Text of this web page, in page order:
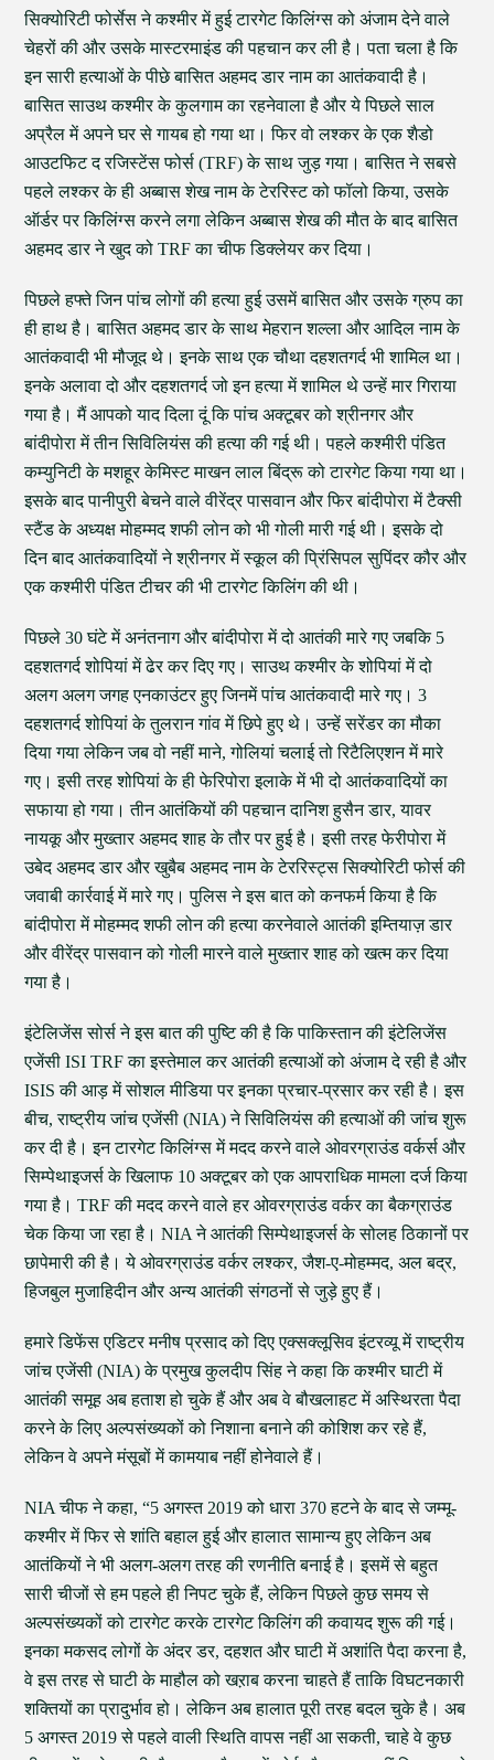
सिक्योरिटी फोर्सेस ने कश्मीर में हुई टारगेट किलिंग्स को अंजाम देने वाले
चेहरों की और उसके मास्टरमाइंड की पहचान कर ली है। पता चला है कि
इन सारी हत्याओं के पीछे बासित अहमद डार नाम का आतंकवादी है।
बासित साउथ कश्मीर के कुलगाम का रहनेवाला है और ये पिछले साल
अप्रैल में अपने घर से गायब हो गया था। फिर वो लश्कर के एक शैडो
आउटफिट द रजिस्टेंस फोर्स (TRF) के साथ जुड़ गया। बासित ने सबसे
पहले लश्कर के ही अब्बास शेख नाम के टेररिस्ट को फॉलो किया, उसके
ऑर्डर पर किलिंग्स करने लगा लेकिन अब्बास शेख की मौत के बाद बासित
अहमद डार ने खुद को TRF का चीफ डिक्लेयर कर दिया।
पिछले हफ्ते जिन पांच लोगों की हत्या हुई उसमें बासित और उसके ग्रुप का
ही हाथ है। बासित अहमद डार के साथ मेहरान शल्ला और आदिल नाम के
आतंकवादी भी मौजूद थे। इनके साथ एक चौथा दहशतगर्द भी शामिल था।
इनके अलावा दो और दहशतगर्द जो इन हत्या में शामिल थे उन्हें मार गिराया
गया है। मैं आपको याद दिला दूं कि पांच अक्टूबर को श्रीनगर और
बांदीपोरा में तीन सिविलियंस की हत्या की गई थी। पहले कश्मीरी पंडित
कम्युनिटी के मशहूर केमिस्ट माखन लाल बिंद्रू को टारगेट किया गया था।
इसके बाद पानीपुरी बेचने वाले वीरेंद्र पासवान और फिर बांदीपोरा में टैक्सी
स्टैंड के अध्यक्ष मोहम्मद शफी लोन को भी गोली मारी गई थी। इसके दो
दिन बाद आतंकवादियों ने श्रीनगर में स्कूल की प्रिंसिपल सुपिंदर कौर और
एक कश्मीरी पंडित टीचर की भी टारगेट किलिंग की थी।
पिछले 30 घंटे में अनंतनाग और बांदीपोरा में दो आतंकी मारे गए जबकि 5
दहशतगर्द शोपियां में ढेर कर दिए गए। साउथ कश्मीर के शोपियां में दो
अलग अलग जगह एनकाउंटर हुए जिनमें पांच आतंकवादी मारे गए। 3
दहशतगर्द शोपियां के तुलरान गांव में छिपे हुए थे। उन्हें सरेंडर का मौका
दिया गया लेकिन जब वो नहीं माने, गोलियां चलाई तो रिटैलिएशन में मारे
गए। इसी तरह शोपियां के ही फेरिपोरा इलाके में भी दो आतंकवादियों का
सफाया हो गया। तीन आतंकियों की पहचान दानिश हुसैन डार, यावर
नायकू और मुख्तार अहमद शाह के तौर पर हुई है। इसी तरह फेरीपोरा में
उबेद अहमद डार और खुबैब अहमद नाम के टेररिस्ट्स सिक्योरिटी फोर्स की
जवाबी कार्रवाई में मारे गए। पुलिस ने इस बात को कनफर्म किया है कि
बांदीपोरा में मोहम्मद शफी लोन की हत्या करनेवाले आतंकी इम्तियाज़ डार
और वीरेंद्र पासवान को गोली मारने वाले मुख्तार शाह को खत्म कर दिया
गया है।
इंटेलिजेंस सोर्स ने इस बात की पुष्टि की है कि पाकिस्तान की इंटेलिजेंस
एजेंसी ISI TRF का इस्तेमाल कर आतंकी हत्याओं को अंजाम दे रही है और
ISIS की आड़ में सोशल मीडिया पर इनका प्रचार-प्रसार कर रही है। इस
बीच, राष्ट्रीय जांच एजेंसी (NIA) ने सिविलियंस की हत्याओं की जांच शुरू
कर दी है। इन टारगेट किलिंग्स में मदद करने वाले ओवरग्राउंड वर्कर्स और
सिम्पेथाइजर्स के खिलाफ 10 अक्टूबर को एक आपराधिक मामला दर्ज किया
गया है। TRF की मदद करने वाले हर ओवरग्राउंड वर्कर का बैकग्राउंड
चेक किया जा रहा है। NIA ने आतंकी सिम्पेथाइजर्स के सोलह ठिकानों पर
छापेमारी की है। ये ओवरग्राउंड वर्कर लश्कर, जैश-ए-मोहम्मद, अल बद्र,
हिजबुल मुजाहिदीन और अन्य आतंकी संगठनों से जुड़े हुए हैं।
हमारे डिफेंस एडिटर मनीष प्रसाद को दिए एक्सक्लूसिव इंटरव्यू में राष्ट्रीय
जांच एजेंसी (NIA) के प्रमुख कुलदीप सिंह ने कहा कि कश्मीर घाटी में
आतंकी समूह अब हताश हो चुके हैं और अब वे बौखलाहट में अस्थिरता पैदा
करने के लिए अल्पसंख्यकों को निशाना बनाने की कोशिश कर रहे हैं,
लेकिन वे अपने मंसूबों में कामयाब नहीं होनेवाले हैं।
NIA चीफ ने कहा, “5 अगस्त 2019 को धारा 370 हटने के बाद से जम्मू-
कश्मीर में फिर से शांति बहाल हुई और हालात सामान्य हुए लेकिन अब
आतंकियों ने भी अलग-अलग तरह की रणनीति बनाई है। इसमें से बहुत
सारी चीजों से हम पहले ही निपट चुके हैं, लेकिन पिछले कुछ समय से
अल्पसंख्यकों को टारगेट करके टारगेट किलिंग की कवायद शुरू की गई।
इनका मकसद लोगों के अंदर डर, दहशत और घाटी में अशांति पैदा करना है,
वे इस तरह से घाटी के माहौल को खऱाब करना चाहते हैं ताकि विघटनकारी
शक्तियों का प्रादुर्भाव हो। लेकिन अब हालात पूरी तरह बदल चुके है। अब
5 अगस्त 2019 से पहले वाली स्थिति वापस नहीं आ सकती, चाहे वे कुछ